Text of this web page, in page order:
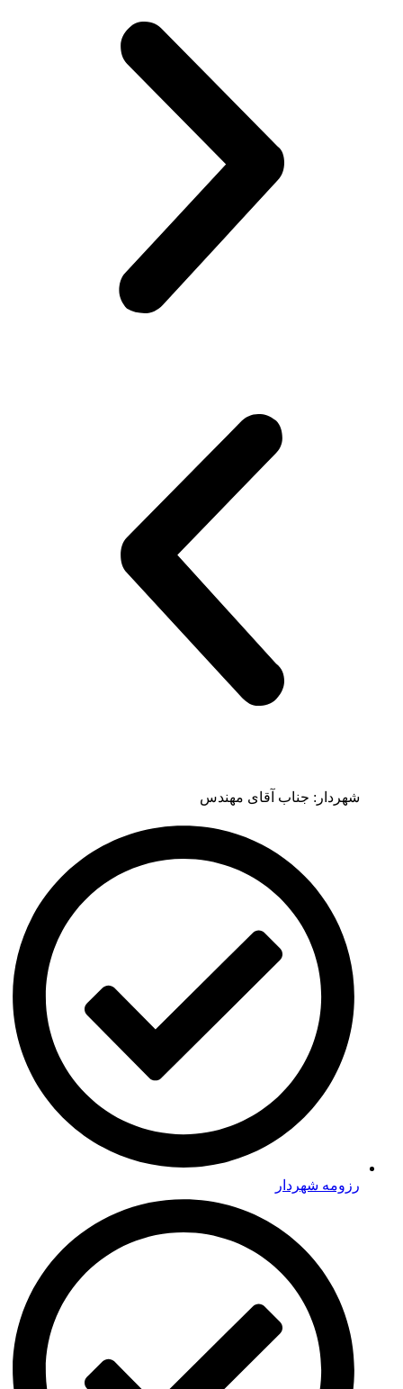
شهردار: جناب آقای مهندس
رزومه شهردار